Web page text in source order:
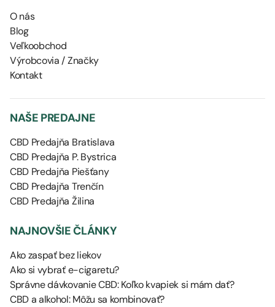
O nás
Blog
Veľkoobchod
Výrobcovia / Značky
Kontakt
NAŠE PREDAJNE
CBD Predajňa Bratislava
CBD Predajňa P. Bystrica
CBD Predajňa Piešťany
CBD Predajňa Trenčín
CBD Predajňa Žilina
NAJNOVŠIE ČLÁNKY
Ako zaspať bez liekov
Ako si vybrať e-cigaretu?
Správne dávkovanie CBD: Koľko kvapiek si mám dať?
CBD a alkohol: Môžu sa kombinovať?